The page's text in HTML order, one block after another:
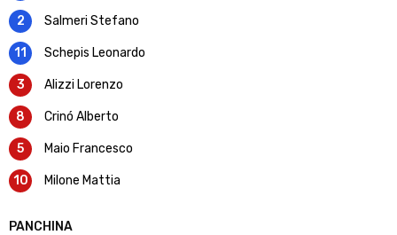
2 Salmeri Stefano
11 Schepis Leonardo
3 Alizzi Lorenzo
8 Crinó Alberto
5 Maio Francesco
10 Milone Mattia
PANCHINA